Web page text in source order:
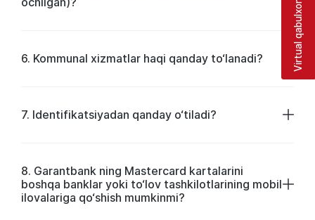
6. Kommunal xizmatlar haqi qanday to‘lanadi?
7. Identifikatsiyadan qanday o‘tiladi?
8. Garantbank ning Mastercard kartalarini
boshqa banklar yoki to‘lov tashkilotlarining mobil
ilovalariga qo‘shish mumkinmi?
Virtual qabulxona